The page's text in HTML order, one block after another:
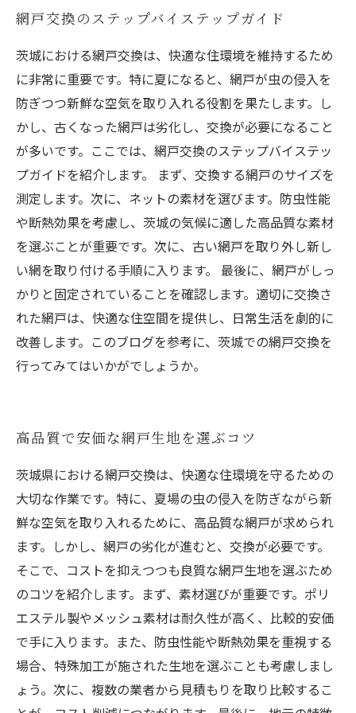
網戸交換のステップバイステップガイド
茨城における網戸交換は、快適な住環境を維持するため
に非常に重要です。特に夏になると、網戸が虫の侵入を
防ぎつつ新鮮な空気を取り入れる役割を果たします。し
かし、古くなった網戸は劣化し、交換が必要になること
が多いです。ここでは、網戸交換のステップバイステッ
プガイドを紹介します。 まず、交換する網戸のサイズを
測定します。次に、ネットの素材を選びます。防虫性能
や断熱効果を考慮し、茨城の気候に適した高品質な素材
を選ぶことが重要です。次に、古い網戸を取り外し新し
い網を取り付ける手順に入ります。 最後に、網戸がしっ
かりと固定されていることを確認します。適切に交換さ
れた網戸は、快適な住空間を提供し、日常生活を劇的に
改善します。このブログを参考に、茨城での網戸交換を
行ってみてはいかがでしょうか。
高品質で安価な網戸生地を選ぶコツ
茨城県における網戸交換は、快適な住環境を守るための
大切な作業です。特に、夏場の虫の侵入を防ぎながら新
鮮な空気を取り入れるために、高品質な網戸が求められ
ます。しかし、網戸の劣化が進むと、交換が必要です。
そこで、コストを抑えつつも良質な網戸生地を選ぶため
のコツを紹介します。まず、素材選びが重要です。ポリ
エステル製やメッシュ素材は耐久性が高く、比較的安価
で手に入ります。また、防虫性能や断熱効果を重視する
場合、特殊加工が施された生地を選ぶことも考慮しまし
ょう。次に、複数の業者から見積もりを取り比較するこ